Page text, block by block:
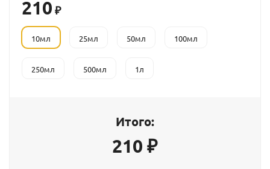
210 ₽
10мл 25мл 50мл 100мл
250мл 500мл 1л
Итого:
210 ₽